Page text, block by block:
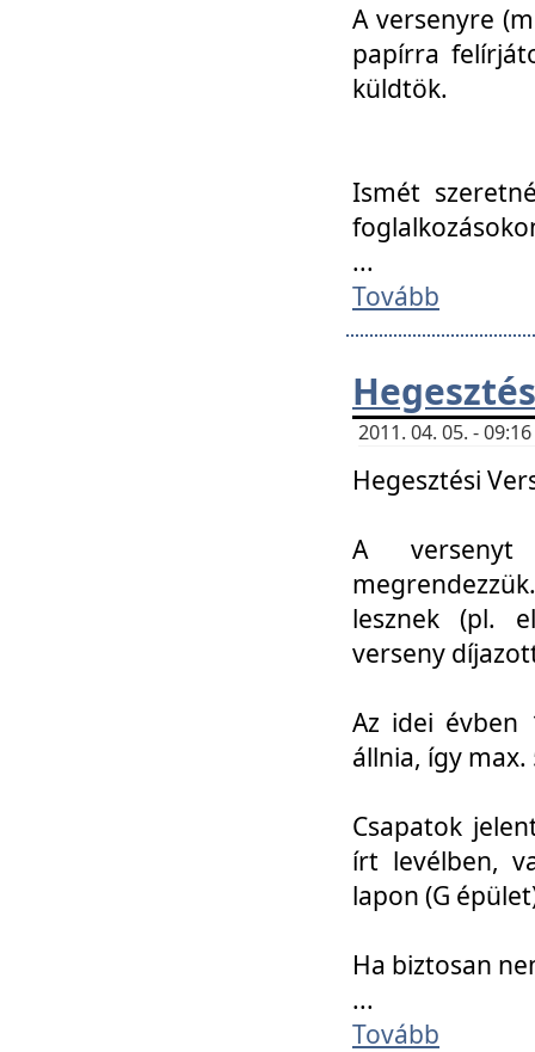
A versenyre
papírra
küldtök.
Ismét
...
Tovább
2011. 04. 05. -
Hegesztési
A versenyt
lesznek (pl.
verseny
Az idei évben
állnia, így
Csapatok
írt levélben,
lapon (G
Ha biztosan
...
Tovább